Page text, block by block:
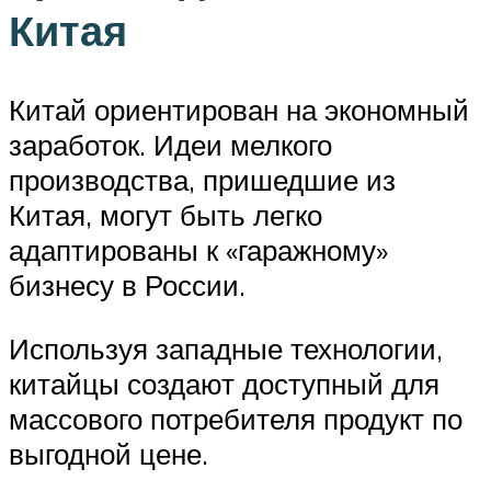
Китая
Китай ориентирован на экономный
заработок. Идеи мелкого
производства, пришедшие из
Китая, могут быть легко
адаптированы к «гаражному»
бизнесу в России.
Используя западные технологии,
китайцы создают доступный для
массового потребителя продукт по
выгодной цене.